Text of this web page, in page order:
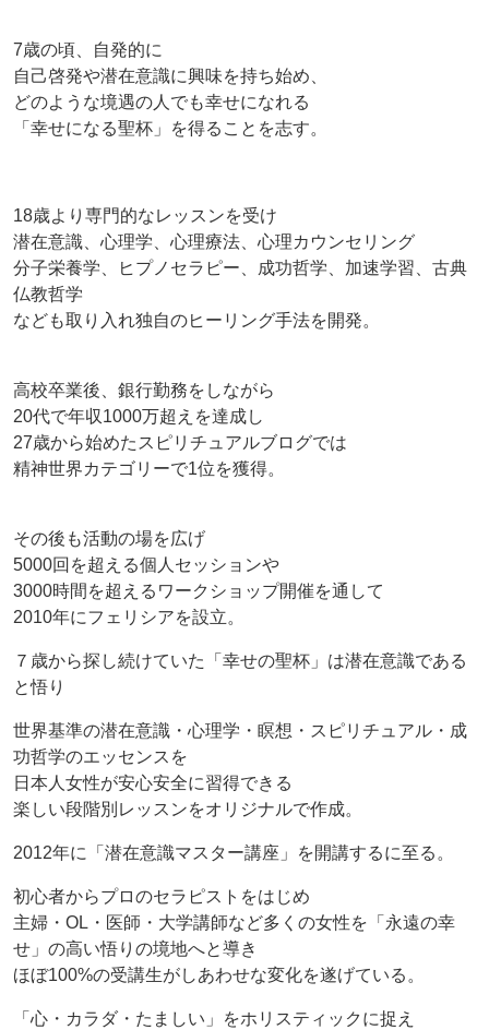
7歳の頃、自発的に
自己啓発や潜在意識に興味を持ち始め、
どのような境遇の人でも幸せになれる
「幸せになる聖杯」を得ることを志す。
18歳より専門的なレッスンを受け
潜在意識、心理学、心理療法、心理カウンセリング
分子栄養学、ヒプノセラピー、成功哲学、加速学習、古典
仏教哲学
なども取り入れ独自のヒーリング手法を開発。
高校卒業後、銀行勤務をしながら
20代で年収1000万超えを達成し
27歳から始めたスピリチュアルブログでは
精神世界カテゴリーで1位を獲得。
その後も活動の場を広げ
5000回を超える個人セッションや
3000時間を超えるワークショップ開催を通して
2010年にフェリシアを設立。
７歳から探し続けていた「幸せの聖杯」は潜在意識である
と悟り
世界基準の潜在意識・心理学・瞑想・スピリチュアル・成
功哲学のエッセンスを
日本人女性が安心安全に習得できる
楽しい段階別レッスンをオリジナルで作成。
2012年に「潜在意識マスター講座」を開講するに至る。
初心者からプロのセラピストをはじめ
主婦・OL・医師・大学講師など多くの女性を「永遠の幸
せ」の高い悟りの境地へと導き
ほぼ100%の受講生がしあわせな変化を遂げている。
「心・カラダ・たましい」をホリスティックに捉え